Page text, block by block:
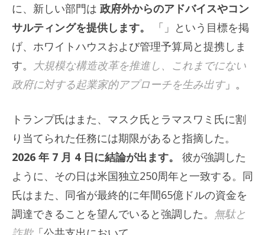
に、新しい部門は 政府外からのアドバイスやコン
サルティングを提供します。
「」という目標を掲
げ、ホワイトハウスおよび管理予算局と提携しま
す。
大規模な構造改革を推進し、これまでにない
政府に対する起業家的アプローチを生み出す」。
トランプ氏はまた、マスク氏とラマスワミ氏に割
り当てられた任務には期限があると指摘した。
2026 年 7 月 4 日に結論が出ます。 彼が強調した
ように、その日は米国独立250周年と一致する。同
氏はまた、同省が最終的に年間65億ドルの資金を
調達できることを望んでいると強調した。 無駄と